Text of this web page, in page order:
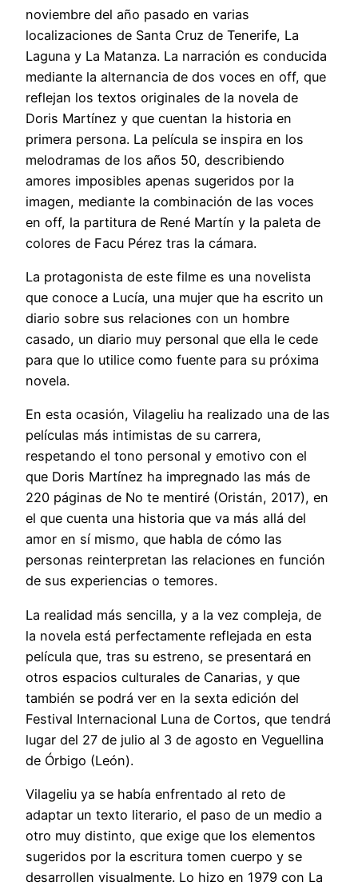
noviembre del año pasado en varias
localizaciones de Santa Cruz de Tenerife, La
Laguna y La Matanza. La narración es conducida
mediante la alternancia de dos voces en off, que
reflejan los textos originales de la novela de
Doris Martínez y que cuentan la historia en
primera persona. La película se inspira en los
melodramas de los años 50, describiendo
amores imposibles apenas sugeridos por la
imagen, mediante la combinación de las voces
en off, la partitura de René Martín y la paleta de
colores de Facu Pérez tras la cámara.
La protagonista de este filme es una novelista
que conoce a Lucía, una mujer que ha escrito un
diario sobre sus relaciones con un hombre
casado, un diario muy personal que ella le cede
para que lo utilice como fuente para su próxima
novela.
En esta ocasión, Vilageliu ha realizado una de las
películas más intimistas de su carrera,
respetando el tono personal y emotivo con el
que Doris Martínez ha impregnado las más de
220 páginas de No te mentiré (Oristán, 2017), en
el que cuenta una historia que va más allá del
amor en sí mismo, que habla de cómo las
personas reinterpretan las relaciones en función
de sus experiencias o temores.
La realidad más sencilla, y a la vez compleja, de
la novela está perfectamente reflejada en esta
película que, tras su estreno, se presentará en
otros espacios culturales de Canarias, y que
también se podrá ver en la sexta edición del
Festival Internacional Luna de Cortos, que tendrá
lugar del 27 de julio al 3 de agosto en Veguellina
de Órbigo (León).
Vilageliu ya se había enfrentado al reto de
adaptar un texto literario, el paso de un medio a
otro muy distinto, que exige que los elementos
sugeridos por la escritura tomen cuerpo y se
desarrollen visualmente. Lo hizo en 1979 con La